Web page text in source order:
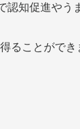
知促進やう
ることができ